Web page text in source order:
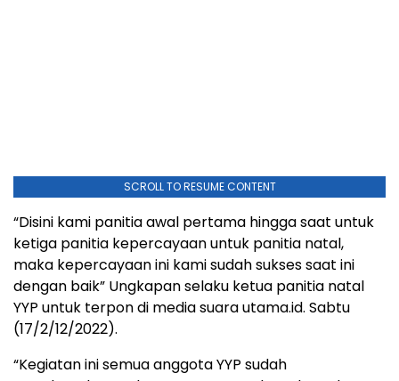
SCROLL TO RESUME CONTENT
“Disini kami panitia awal pertama hingga saat untuk
ketiga panitia kepercayaan untuk panitia natal,
maka kepercayaan ini kami sudah sukses saat ini
dengan baik” Ungkapan selaku ketua panitia natal
YYP untuk terpon di media suara utama.id. Sabtu
(17/2/12/2022).
“Kegiatan ini semua anggota YYP sudah